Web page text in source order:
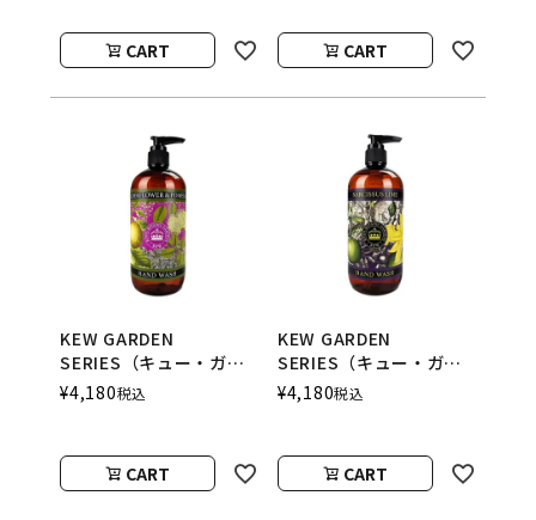
CART CART
KEW GARDEN
SERIES（キュー・ガー
デン・シリーズ） ラグ
ジュアリーハンドウォッ
Pomelo （エルダーフ
ラワー&ポメロ） THE
¥4,180税込
CART
KEW GARDEN
SERIES（キュー・ガー
デン・シリーズ） ラグ
ジュアリーハンドウォッ
LIME （ナルシサスライ
ム） THE ENGLISH
¥4,180税込
CART